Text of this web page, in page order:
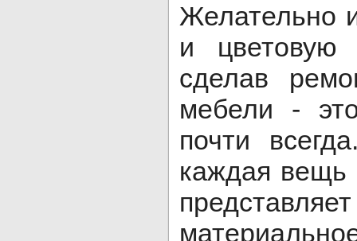
Желательно
и цветовую
сделав
мебели -
почти
каждая